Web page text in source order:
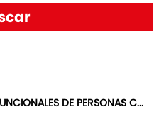
DE PERSONAS C...